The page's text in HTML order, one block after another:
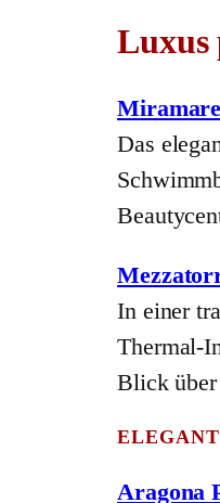
Luxus
Das
In einer
Thermal-
Blick über
Aragona